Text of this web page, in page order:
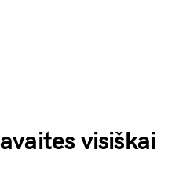
visiškai